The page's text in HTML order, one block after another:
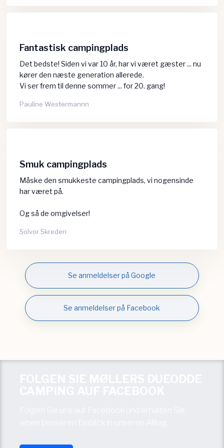
Fantastisk campingplads
Det bedste! Siden vi var 10 år, har vi været gæster ... nu
kører den næste generation allerede.
​Vi ser frem til denne sommer ... for 20. gang!
Pauline Westermannn
Smuk campingplads
Måske den smukkeste campingplads, vi nogensinde
har været på.
Og så de omgivelser!
Solvor Skreden
Se anmeldelser på Google
Se anmeldelser på Facebook